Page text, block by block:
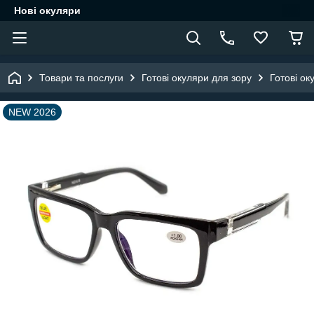
Нові окуляри
Товари та послуги Готові окуляри для зору Готові
NEW 2026